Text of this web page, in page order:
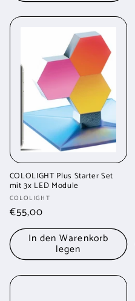
COLOLIGHT Plus Starter Set
mit 3x LED Module
Anbieter:
COLOLIGHT
Normaler
Preis
€55,00
In den Warenkorb
legen